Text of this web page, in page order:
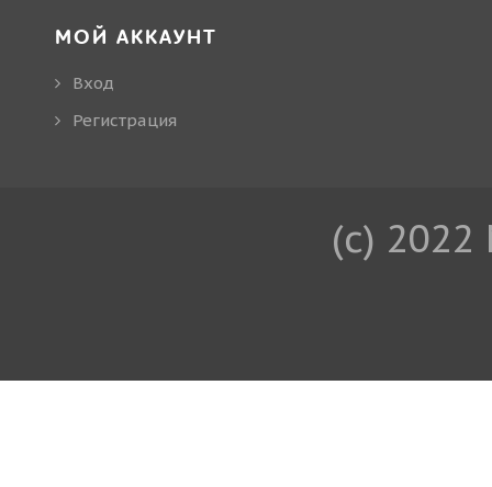
МОЙ АККАУНТ
Вход
Регистрация
(c)